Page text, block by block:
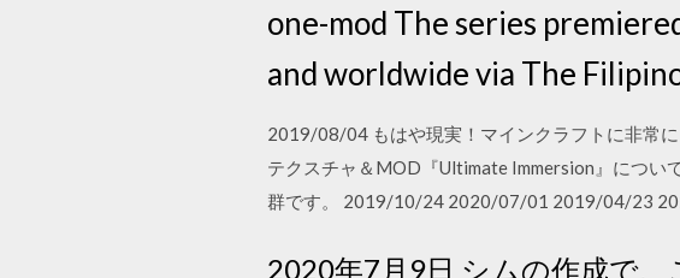
one-mod The series
and worldwide via The
2019/08/04 もはや現実！マインクラフトに非常
テクスチャ＆MOD『Ultimate Immersion』につい
群です。 2019/10/24 2020/07/01 2019/04/23
2020年7月9日 シムの作成で